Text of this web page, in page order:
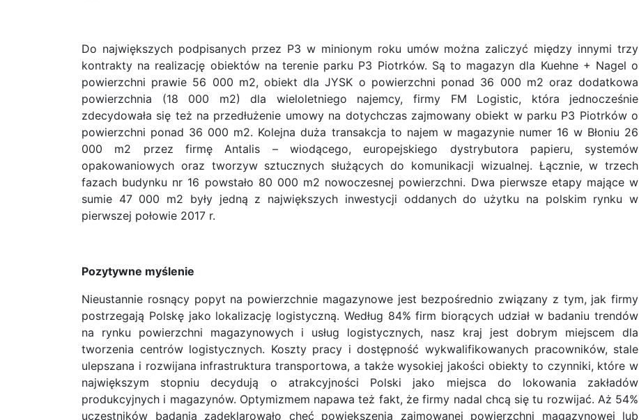
Do największych podpisanych przez P3 w minionym roku umów można zaliczyć między innymi trzy
kontrakty na realizację obiektów na terenie parku P3 Piotrków. Są to magazyn dla Kuehne + Nagel o
powierzchni prawie 56 000 m2, obiekt dla JYSK o powierzchni ponad 36 000 m2 oraz dodatkowa
powierzchnia (18 000 m2) dla wieloletniego najemcy, firmy FM Logistic, która jednocześnie
zdecydowała się też na przedłużenie umowy na dotychczas zajmowany obiekt w parku P3 Piotrków o
powierzchni ponad 36 000 m2. Kolejna duża transakcja to najem w magazynie numer 16 w Błoniu 26
000 m2 przez firmę Antalis – wiodącego, europejskiego dystrybutora papieru, systemów
opakowaniowych oraz tworzyw sztucznych służących do komunikacji wizualnej. Łącznie, w trzech
fazach budynku nr 16 powstało 80 000 m2 nowoczesnej powierzchni. Dwa pierwsze etapy mające w
sumie 47 000 m2 były jedną z największych inwestycji oddanych do użytku na polskim rynku w
pierwszej połowie 2017 r.
Pozytywne myślenie
Nieustannie rosnący popyt na powierzchnie magazynowe jest bezpośrednio związany z tym, jak firmy
postrzegają Polskę jako lokalizację logistyczną. Według 84% firm biorących udział w badaniu trendów
na rynku powierzchni magazynowych i usług logistycznych, nasz kraj jest dobrym miejscem dla
tworzenia centrów logistycznych. Koszty pracy i dostępność wykwalifikowanych pracowników, stale
ulepszana i rozwijana infrastruktura transportowa, a także wysokiej jakości obiekty to czynniki, które w
największym stopniu decydują o atrakcyjności Polski jako miejsca do lokowania zakładów
produkcyjnych i magazynów. Optymizmem napawa też fakt, że firmy nadal chcą się tu rozwijać. Aż 54%
uczestników badania zadeklarowało chęć powiększenia zajmowanej powierzchni magazynowej lub